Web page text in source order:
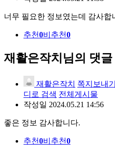
너무 필요한 정보였는데 감사합
추천0비추천0
재활은작치님의 댓글
재활은작치 쪽지보내기
디로 검색 전체게시물
작성일 2024.05.21 14:56
좋은 정보 감사합니다.
추천0비추천0